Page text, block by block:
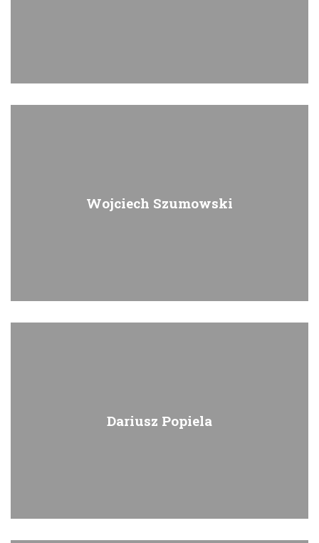
Wojciech Szumowski
Dariusz Popiela